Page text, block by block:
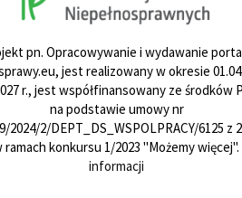
pn. Opracowywanie i wydawanie
jest realizowany w okresie
r., jest współfinansowany ze środków
na podstawie umowy nr
2024/2/DEPT_DS_WSPOLPRACY/6125 z
ramach konkursu 1/2023 "Możemy więcej".
informacji